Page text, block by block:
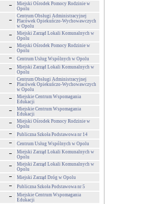
Miejski Ośrodek Pomocy Rodzinie w
Opolu
Centrum Obsługi Administracyjnej
Placówek Opiekuńczo-Wychowawczych
w Opolu
Miejski Zarząd Lokali Komunalnych w
Opolu
Miejski Ośrodek Pomocy Rodzinie w
Opolu
Centrum Usług Wspólnych w Opolu
Miejski Zarząd Lokali Komunalnych w
Opolu
Centrum Obsługi Administracyjnej
Placówek Opiekuńczo-Wychowawczych
w Opolu
Miejskie Centrum Wspomagania
Edukacji
Miejskie Centrum Wspomagania
Edukacji
Miejski Ośrodek Pomocy Rodzinie w
Opolu
Publiczna Szkoła Podstawowa nr 14
Centrum Usług Wspólnych w Opolu
Miejski Zarząd Lokali Komunalnych w
Opolu
Miejski Zarząd Lokali Komunalnych w
Opolu
Miejski Zarząd Dróg w Opolu
Publiczna Szkoła Podstawowa nr 5
Miejskie Centrum Wspomagania
Edukacji